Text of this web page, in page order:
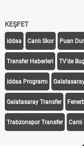
KEŞFET
iddaa Canlı Skor Puan
Transfer Haberleri TV'de
iddaa Programı
Galatasaray Transfer
Trabzonspor Transfer Canlı